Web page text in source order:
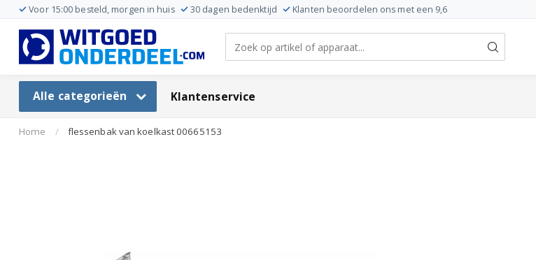
Voor 15:00 besteld, morgen in huis 30 dagen bedenktijd Klanten beoordelen ons met een 9,6
Alle categorieën Klantenservice
Home / flessenbak van koelkast 00665153